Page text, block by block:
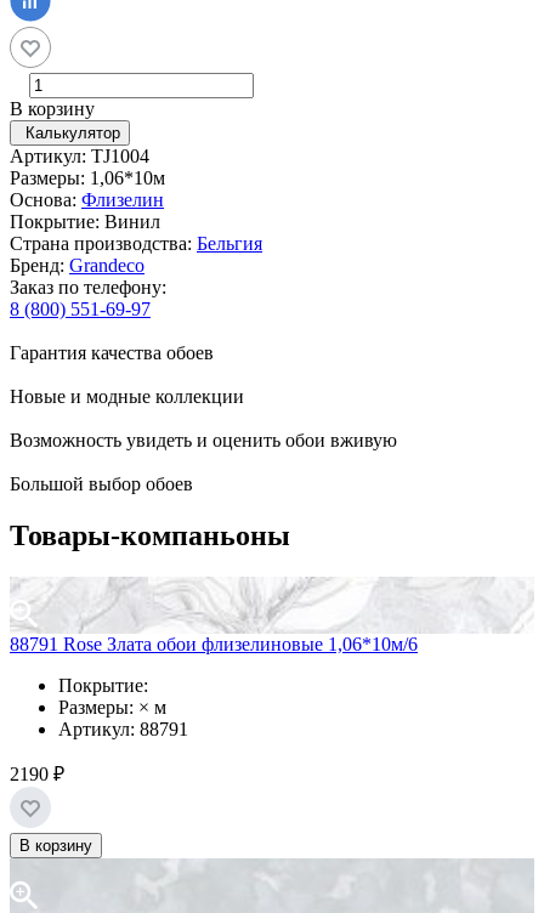
В корзину
Калькулятор
Артикул: TJ1004
Размеры: 1,06*10м
Основа: Флизелин
Покрытие: Винил
Страна производства: Бельгия
Бренд: Grandeco
Заказ по телефону:
8 (800) 551-69-97
Гарантия качества обоев
Новые и модные коллекции
Возможность увидеть и оценить обои вживую
Большой выбор обоев
Товары-компаньоны
88791 Rose Злата обои флизелиновые 1,06*10м/6
Покрытие:
Размеры: × м
Артикул: 88791
2190 ₽
В корзину